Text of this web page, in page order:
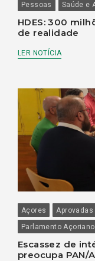
Pessoas
Saúde e
HDES: 300
de realidade
LER NOTÍCIA
Açores Aprovadas
Parlamento Açoriano
Escassez de
preocupa PAN/